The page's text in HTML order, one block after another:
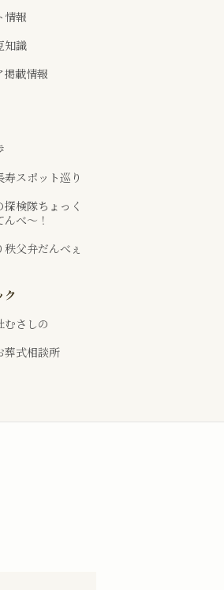
情報
知識
掲載情報
寿スポット巡り
探検隊ちょっく
んべ～！
秩父弁だんべぇ
ク
むさしの
葬式相談所